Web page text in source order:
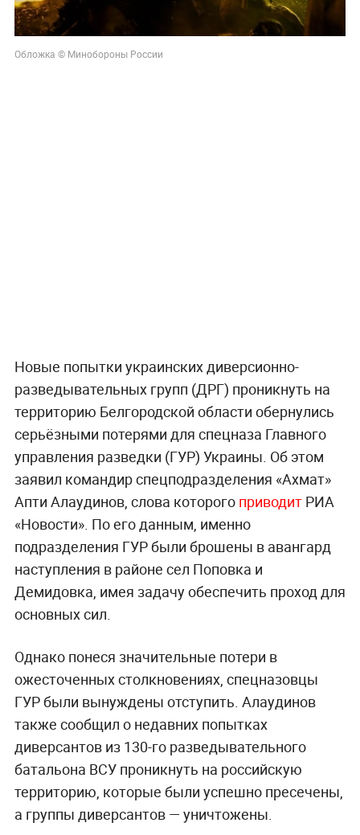
Обложка © Минобороны России
Новые попытки украинских диверсионно-
разведывательных групп (ДРГ) проникнуть на
территорию Белгородской области обернулись
серьёзными потерями для спецназа Главного
управления разведки (ГУР) Украины. Об этом
заявил командир спецподразделения «Ахмат»
Апти Алаудинов, слова которого приводитРИА
«Новости». По его данным, именно
подразделения ГУР были брошены в авангард
наступления в районе сел Поповка и
Демидовка, имея задачу обеспечить проход для
основных сил.
Однако понеся значительные потери в
ожесточенных столкновениях, спецназовцы
ГУР были вынуждены отступить. Алаудинов
также сообщил о недавних попытках
диверсантов из 130-го разведывательного
батальона ВСУ проникнуть на российскую
территорию, которые были успешно пресечены,
а группы диверсантов — уничтожены.